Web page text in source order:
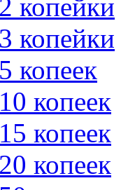
копейки
копейки
копеек
копеек
копеек
копеек